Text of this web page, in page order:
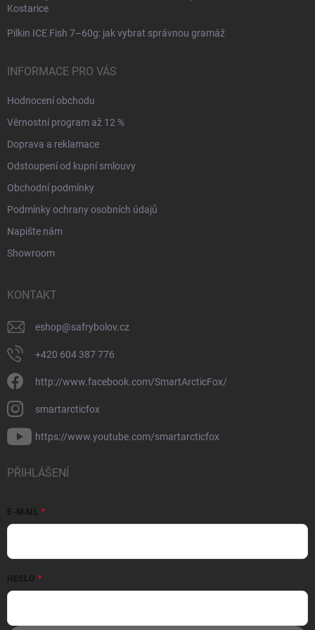
Kostarice
Pilkin ICE Fish 7–60g: jak vybrat správnou gramáž
INFORMACE PRO VÁS
Hodnocení obchodu
Věrnostní program až 12 %
Doprava a reklamace
Odstoupení od kupní smlouvy
Obchodní podmínky
Podmínky ochrany osobních údajů
Napište nám
Showroom
KONTAKT
eshop@safrybolov.cz
+420 604 387 776
http://www.facebook.com/SmartArcticFox/
smartarcticfox
https://www.youtube.com/smartarcticfox
PŘIHLÁŠENÍ
E-MAIL
HESLO